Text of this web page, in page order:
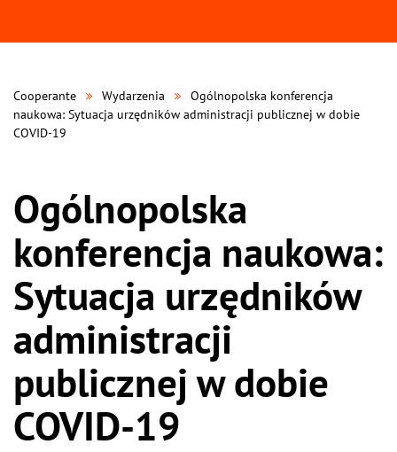
Cooperante Wydarzenia
Ogólnopolska konferencja
naukowa: Sytuacja urzędników administracji publicznej w dobie
COVID-19
Ogólnopolska
konferencja naukowa:
Sytuacja urzędników
administracji
publicznej w dobie
COVID-19